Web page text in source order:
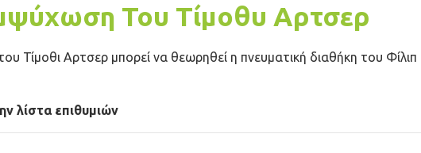
Του Τίμοθυ Αρτσερ
Τίμοθι Αρτσερ μπορεί να θεωρηθεί η πνευματική διαθήκη του Φίλιπ
λίστα επιθυμιών